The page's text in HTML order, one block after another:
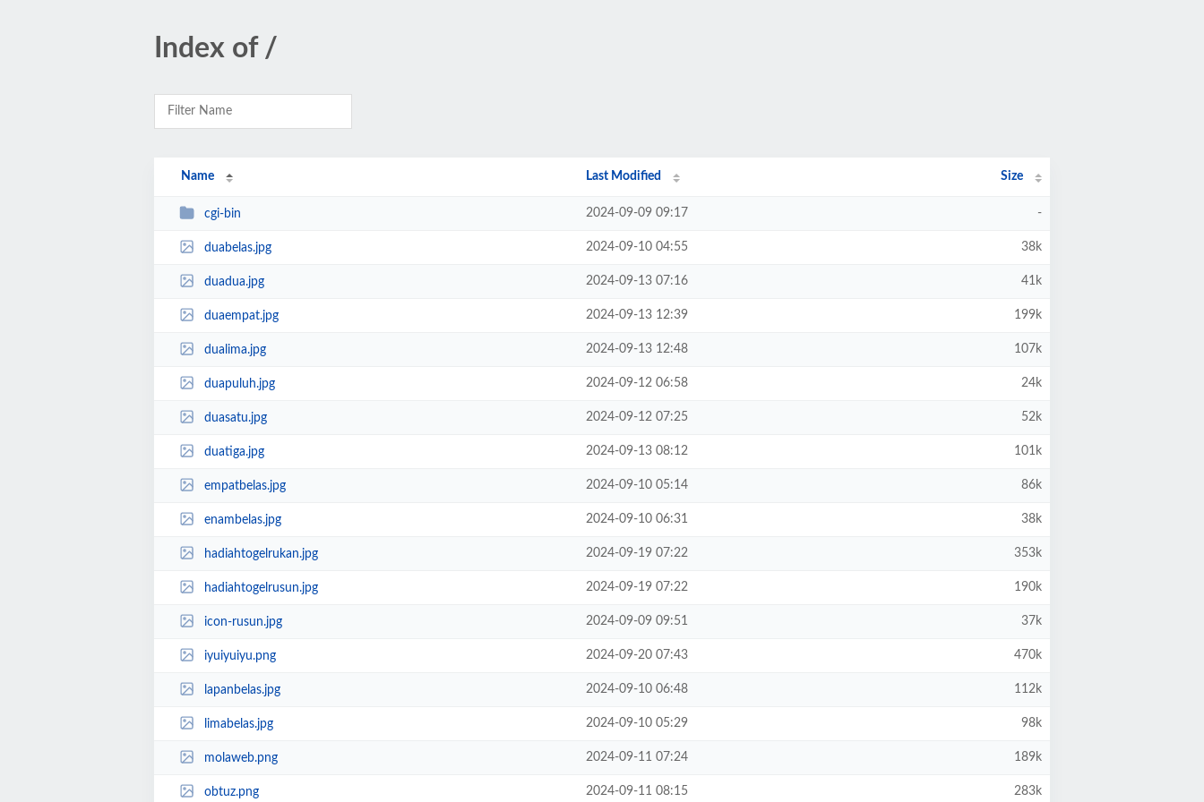
Index of /
Name Last Modified Size
cgi-bin 2024-09-09 09:17 -
duabelas.jpg 2024-09-10 04:55 38k
duadua.jpg 2024-09-13 07:16 41k
duaempat.jpg 2024-09-13 12:39 199k
dualima.jpg 2024-09-13 12:48 107k
duapuluh.jpg 2024-09-12 06:58 24k
duasatu.jpg 2024-09-12 07:25 52k
duatiga.jpg 2024-09-13 08:12 101k
empatbelas.jpg 2024-09-10 05:14 86k
enambelas.jpg 2024-09-10 06:31 38k
hadiahtogelrukan.jpg 2024-09-19 07:22 353k
hadiahtogelrusun.jpg 2024-09-19 07:22 190k
icon-rusun.jpg 2024-09-09 09:51 37k
iyuiyuiyu.png 2024-09-20 07:43 470k
lapanbelas.jpg 2024-09-10 06:48 112k
limabelas.jpg 2024-09-10 05:29 98k
molaweb.png 2024-09-11 07:24 189k
obtuz.png 2024-09-11 08:15 283k